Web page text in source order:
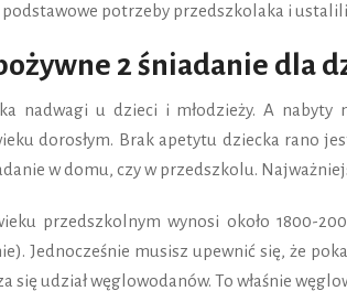
potrzeby przedszkolaka i
2 śniadanie dla
nadwagi u dzieci i młodzieży. A nabyty
dorosłym. Brak apetytu dziecka rano
w domu, czy w przedszkolu.
przedszkolnym wynosi około 1800-
Jednocześnie musisz upewnić się, że
się udział węglowodanów. To właśnie